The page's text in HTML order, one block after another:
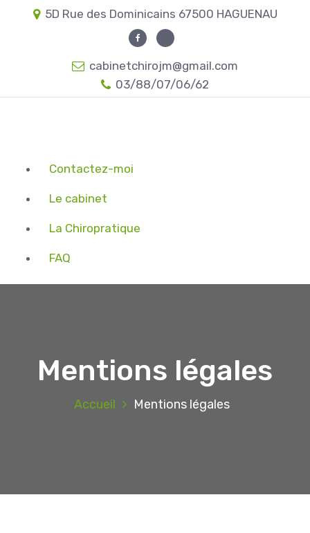
a
5D Rue des Dominicains 67500 HAGUENAU
cabinetchirojm@gmail.com
03/88/07/06/62
Contactez-moi
Le cabinet
La Chiropratique
FAQ
Mentions légales
Accueil Mentions légales
Panneau de gestion des cookies